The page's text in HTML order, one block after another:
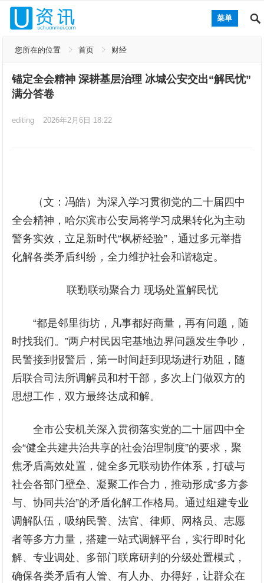
菜单
您所在的位置 首页 财经
锚定全会精神 深耕基层治理 冰城公安交出“解民忧”
满分答卷
editing 2026年2月6日 18:22
（文：冯皓）为深入学习贯彻党的二十届四中
全会精神，哈尔滨市公安局将学习成果转化为主动
警务实效，立足新时代“枫桥经验”，通过多元举措
化解各类矛盾纠纷，全力维护社会和谐稳定。
联勤联动聚合力 现场处置解民忧
“都是邻里街坊，凡事都好商量，再有问题，随
时找我们。”两户村民因宅基地边界问题发生争吵，
民警接到报警后，第一时间赶到现场进行劝阻，随
后联合司法所调解员和村干部，多次上门做双方的
思想工作，双方最终达成和解。
全市公安机关深入贯彻落实党的二十届四中全
会“健全共建共治共享的社会治理制度”的要求，聚
焦矛盾高效处置，健全多元联动协作体系，打破与
社会各部门壁垒、凝聚工作合力，推动形成“多方参
与、协同共治”的矛盾化解工作格局。通过组建专业
调解队伍，吸纳民警、法官、律师、网格员、志愿
者等多方力量，搭建一站式调解平台，实行即时化
解、专业调处、多部门联席研判的分级处置模式，
确保各类矛盾有人管、有人办、办得好，让群众在